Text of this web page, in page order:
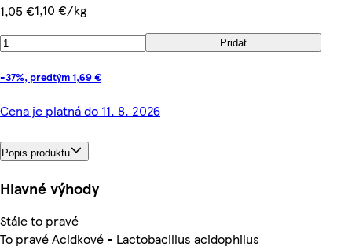
1,05 €1,10 €/kg
Pridať
-37%, predtým 1,69 €
Cena je platná do 11. 8. 2026
Popis produktu
Hlavné výhody
Stále to pravé
To pravé Acidkové - Lactobacillus acidophilus